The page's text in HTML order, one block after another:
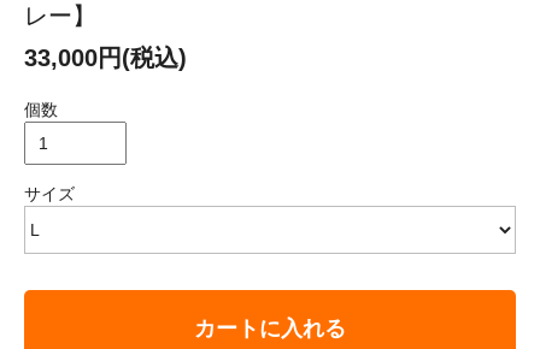
レー】
33,000円(税込)
個数
サイズ
カートに入れる